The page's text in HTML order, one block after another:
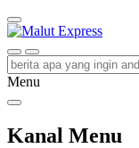
Malut Express
Berita Lebih Cepat
Menu
Kanal Menu